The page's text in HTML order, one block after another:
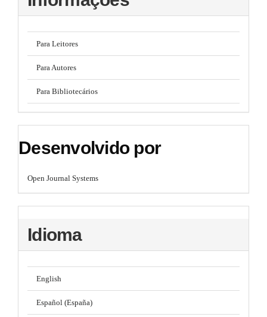
Para Leitores
Para Autores
Para Bibliotecários
Desenvolvido por
Open Journal Systems
Idioma
English
Español (España)